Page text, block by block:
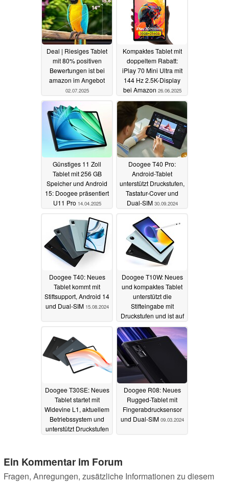
Deal | Riesiges Tablet
mit 80% positiven
Bewertungen ist bei
amazon im Angebot
02.07.2025
Kompaktes Tablet mit
doppeltem Rabatt:
iPlay 70 Mini Ultra mit
144 Hz 2.5K-Display
bei Amazon 26.06.2025
Günstiges 11 Zoll
Tablet mit 256 GB
Speicher und Android
15: Doogee präsentiert
U11 Pro 14.04.2025
Doogee T40 Pro:
Android-Tablet
unterstützt Druckstufen,
Tastatur-Cover und
Dual-SIM 30.09.2024
Doogee T40: Neues
Tablet kommt mit
Stiftsupport, Android 14
und Dual-SIM 15.08.2024
Doogee T10W: Neues
und kompaktes Tablet
unterstützt die
Stifteingabe mit
Druckstufen und ist auf
Amazon erhältlich
05.08.2024
Doogee T30SE: Neues
Tablet startet mit
Widevine L1, aktuellem
Betriebssystem und
unterstützt Druckstufen
Doogee R08: Neues
Rugged-Tablet mit
Fingerabdrucksensor
und Dual-SIM 09.03.2024
Ein Kommentar im Forum
Fragen, Anregungen, zusätzliche Informationen zu diesem